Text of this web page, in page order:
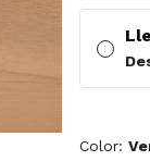
Color: